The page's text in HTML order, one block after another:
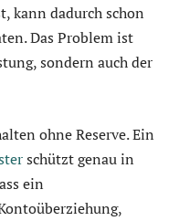
kann dadurch schon
Das Problem ist
sondern auch der
ohne Reserve. Ein
schützt genau in
ein